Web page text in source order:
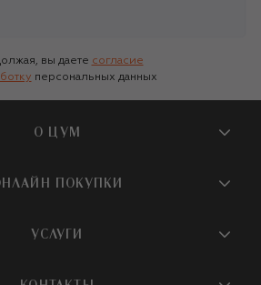
вы даете согласие
персональных данных
О ЦУМ
О магазине
Бутики и ПВЗ ЦУМ
ПОКУПКИ
УСЛУГИ